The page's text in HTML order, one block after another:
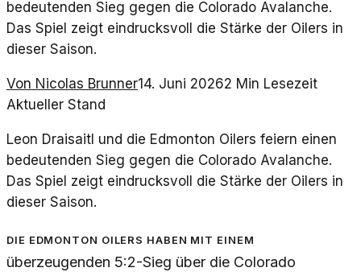
bedeutenden Sieg gegen die Colorado Avalanche.
Das Spiel zeigt eindrucksvoll die Stärke der Oilers in
dieser Saison.
Von Nicolas Brunner14. Juni 20262 Min Lesezeit
Aktueller Stand
Leon Draisaitl und die Edmonton Oilers feiern einen
bedeutenden Sieg gegen die Colorado Avalanche.
Das Spiel zeigt eindrucksvoll die Stärke der Oilers in
dieser Saison.
Die Edmonton Oilers haben mit einem
überzeugenden 5:2-Sieg über die Colorado